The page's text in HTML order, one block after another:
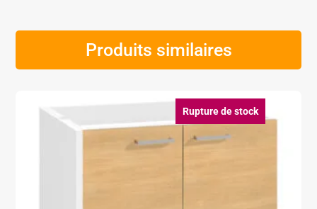
Produits similaires
Rupture de stock